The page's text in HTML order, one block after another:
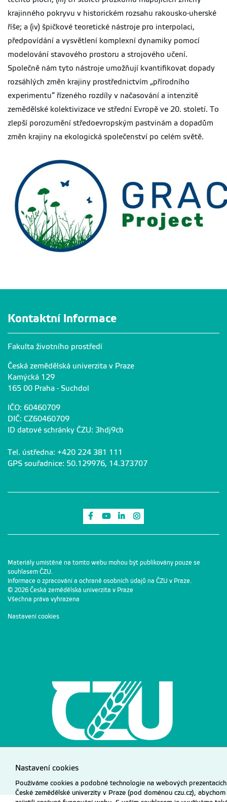
krajinného pokryvu v historickém rozsahu rakousko-uherské
říše; a (iv) špičkové teoretické nástroje pro interpolaci,
předpovídání a vysvětlení komplexní dynamiky pomocí
modelování stavového prostoru a strojového učení.
Společně nám tyto nástroje umožňují kvantifikovat dopady
rozsáhlých změn krajiny prostřednictvím „přírodního
experimentu“ řízeného rozdíly v načasování a intenzitě
zemědělské kolektivizace ve střední Evropě ve 20. století. To
zlepší porozumění středoevropským pastvinám a dopadům
změn krajiny na ekologická společenství po celém světě.
Kontaktní informace
Fakulta životního prostředí
Česká zemědělská univerzita v Praze
Kamýcká 129
165 00 Praha - Suchdol
IČO: 60460709
DIČ: CZ60460709
ID datové schránky ČZU: 3hdj9cb
Tel. ústředna: +420 224 381 111
GPS souřadnice: 50.129976, 14.373707
Odkaz na Facebook
Odkaz na Youtube
Odkaz na LinkedIn
Materiály umístěné na tomto webu mohou být publikovány pouze se
souhlasem ČZU.
Informace o zpracování a ochraně osobních údajů na ČZU v Praze.
© 2026 Česká zemědělská univerzita v Praze
Všechna práva vyhrazena
Nastavení cookies
Nastavení cookies
Používáme cookies a podobné technologie na webových prezentacích
České zemědělské univerzity v Praze (pod doménou czu.cz), abychom